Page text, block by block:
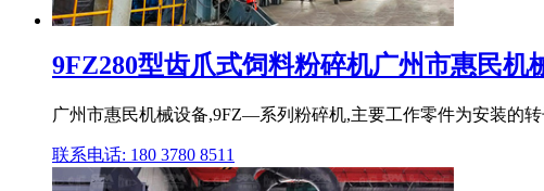
9FZ280型齿爪式饲料粉碎机广州市惠民机
广州市惠民机械设备,9FZ—系列粉碎机,主要工作零件为安装的
联系电话: 180 3780 8511